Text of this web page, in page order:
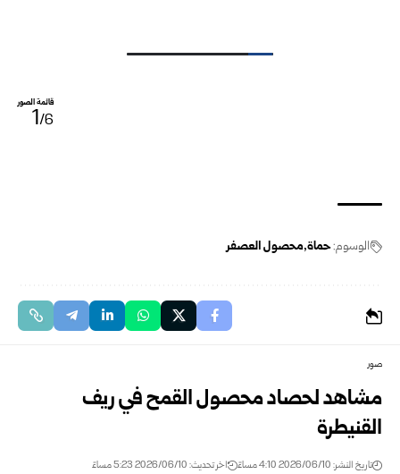
قائمة الصور
1/6
الوسوم:حماة محصول العصفر
صور
مشاهد لحصاد محصول القمح في ريف
القنيطرة
تاريخ النشر: 2026/06/10 4:10 مساءً اخر تحديث: 2026/06/10 5:23 مساءً